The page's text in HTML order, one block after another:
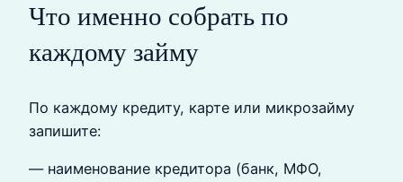
Что именно собрать по
каждому займу
По каждому кредиту, карте или микрозайму
запишите:
— наименование кредитора (банк, МФО,